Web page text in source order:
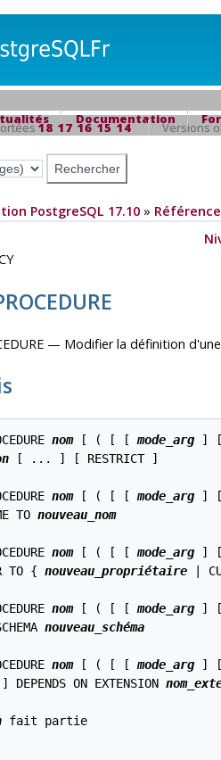
Documentation
18 17 16 15 14 Versions
PostgreSQL 17.10» Référence
— Modifier la définition
nom [ ( [ [ mode_arg ]
[ ... ] [ RESTRICT ]
nom [ ( [ [ mode_arg ]
TO
nouveau_nom
nom [ ( [ [ mode_arg ]
TO {
nouveau_propriétaire |
nom [ ( [ [ mode_arg ]
nouveau_schéma
nom [ ( [ [ mode_arg ]
] DEPENDS ON EXTENSION
fait partie